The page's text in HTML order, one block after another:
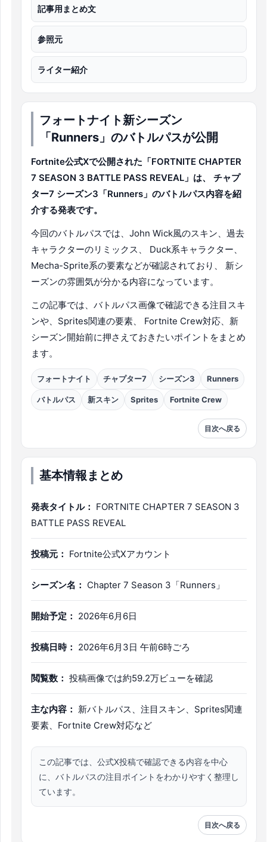
記事用まとめ文
参照元
ライター紹介
フォートナイト新シーズン
「Runners」のバトルパスが公開
Fortnite公式Xで公開された「FORTNITE CHAPTER
7 SEASON 3 BATTLE PASS REVEAL」は、 チャプ
ター7 シーズン3「Runners」のバトルパス内容を紹
介する発表です。
今回のバトルパスでは、John Wick風のスキン、過去
キャラクターのリミックス、 Duck系キャラクター、
Mecha-Sprite系の要素などが確認されており、 新シ
ーズンの雰囲気が分かる内容になっています。
この記事では、バトルパス画像で確認できる注目スキ
ンや、Sprites関連の要素、 Fortnite Crew対応、新
シーズン開始前に押さえておきたいポイントをまとめ
ます。
フォートナイト チャプター7 シーズン3 Runners
バトルパス 新スキン Sprites Fortnite Crew
目次へ戻る
基本情報まとめ
発表タイトル： FORTNITE CHAPTER 7 SEASON 3
BATTLE PASS REVEAL
投稿元： Fortnite公式Xアカウント
シーズン名： Chapter 7 Season 3「Runners」
開始予定： 2026年6月6日
投稿日時： 2026年6月3日 午前6時ごろ
閲覧数： 投稿画像では約59.2万ビューを確認
主な内容： 新バトルパス、注目スキン、Sprites関連
要素、Fortnite Crew対応など
この記事では、公式X投稿で確認できる内容を中心
に、バトルパスの注目ポイントをわかりやすく整理し
ています。
目次へ戻る